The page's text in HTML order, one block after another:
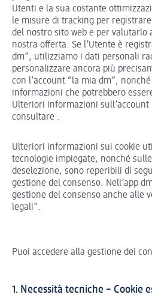
Utenti e la sua costante
le misure di tracking per
del nostro sito web e per valutarlo
nostra offerta. Se l’Utente è
dm”, utilizziamo i dati personali
personalizzare ancora più
con l’account “la mia dm”,
informazioni che potrebbero
Ulteriori informazioni sull’account
consultare .
Ulteriori informazioni sui cookie
tecnologie impiegate, nonché
deselezione, sono reperibili di
gestione del consenso. Nell’app
gestione del consenso anche alle
legali”.
Puoi accedere alla gestione dei
1. Necessità tecniche – Cookie